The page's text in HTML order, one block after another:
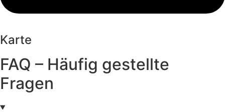
Karte
FAQ – Häufig gestellte
Fragen